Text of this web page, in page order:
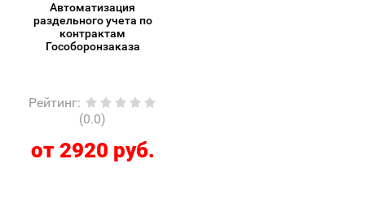
Автоматизация
раздельного учета по
контрактам
Гособоронзаказа
Рейтинг:
(0.0)
от 2920 руб.